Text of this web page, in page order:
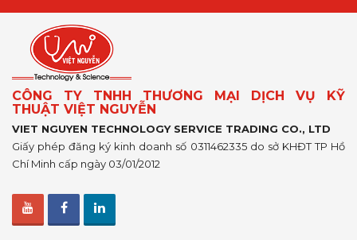
CÔNG TY TNHH THƯƠNG MẠI DỊCH VỤ KỸ
THUẬT VIỆT NGUYỄN
VIET NGUYEN TECHNOLOGY SERVICE TRADING CO., LTD
Giấy phép đăng ký kinh doanh số 0311462335 do sở KHĐT TP Hồ
Chí Minh cấp ngày 03/01/2012